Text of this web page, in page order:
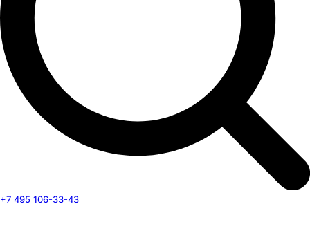
+7 495 106-33-43